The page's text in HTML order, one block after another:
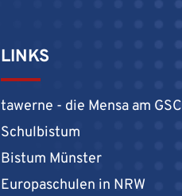
LINKS
tawerne - die Mensa am GSC
Schulbistum
Bistum Münster
Europaschulen in NRW